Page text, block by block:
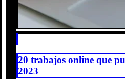
20 trabajos online que
2023